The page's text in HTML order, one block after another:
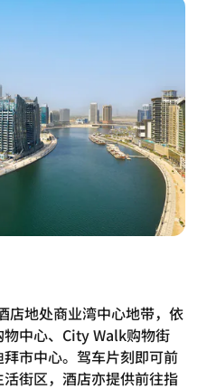
地处商业湾中心地带，依
中心、City Walk购物街
市中心。驾车片刻即可前
街区，酒店亦提供前往指